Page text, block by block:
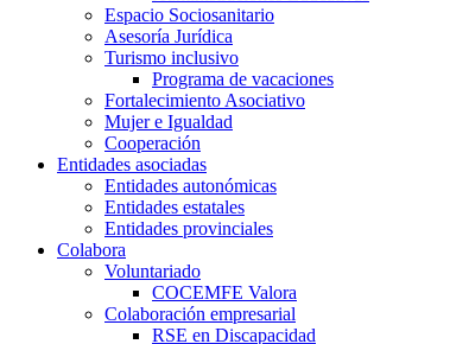
Espacio Sociosanitario
Asesoría Jurídica
Turismo inclusivo
Programa de vacaciones
Fortalecimiento Asociativo
Mujer e Igualdad
Cooperación
Entidades asociadas
Entidades autonómicas
Entidades estatales
Entidades provinciales
Colabora
Voluntariado
COCEMFE Valora
Colaboración empresarial
RSE en Discapacidad